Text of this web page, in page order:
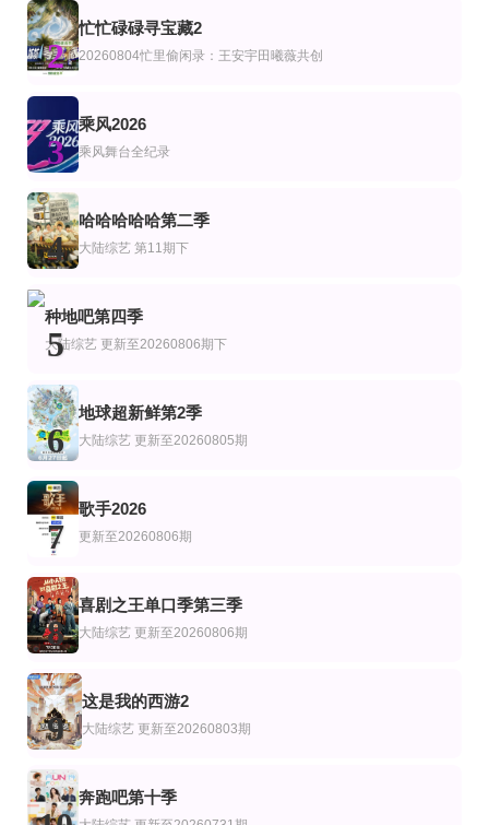
更新至第04集
HOUSE31
皮塔亚·萨丘安,坎塔蓬·晋达塔维彭
喜单3王越高光纯享打包看
喜剧之王单口季第3季
庞博
更新至第7集
爆谷一周4
谷德昭,陈小东,谢君豪,葛民辉,江熚生,谷垣健治,许学文,伍允龙,罗耀辉,杨乐文,
荒野独居第13季
合宿相亲2
徐章勋,李枖原,金曜汉
密室大逃脱第八季
第20260711期
大庸青春芒果演唱会
沈梦辰,齐思钧,郑方一
更新至13集
伴我左右 Stand BI Me
第1期
我们的美好旅行
我的乡村音乐第一季
瑞茜·威瑟斯彭,凯茜·马斯格雷夫斯
离线周末
常驻嘉宾：魏巍,杨朝阳,郁葱,飞行嘉宾：任豪,喻钟黎,邹非池
AI了，大医生
2
忙忙碌碌寻宝藏2
20260804忙里偷闲录：王安宇田曦薇共创
3
乘风2026
乘风舞台全纪录
4
哈哈哈哈哈第二季
大陆综艺 第11期下
5
种地吧第四季
大陆综艺 更新至20260806期下
6
地球超新鲜第2季
大陆综艺 更新至20260805期
7
歌手2026
更新至20260806期
8
喜剧之王单口季第三季
大陆综艺 更新至20260806期
9
这是我的西游2
大陆综艺 更新至20260803期
奔跑吧第十季